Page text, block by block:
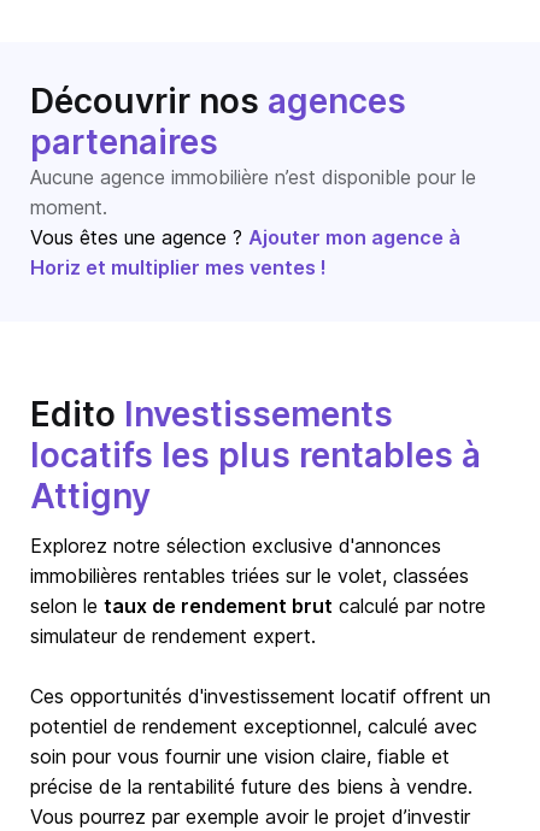
Découvrir nos agences
partenaires
Aucune agence immobilière n’est disponible pour le
moment.
Vous êtes une agence ? Ajouter mon agence à
Horiz et multiplier mes ventes !
Edito Investissements
locatifs les plus rentables à
Attigny
Explorez notre sélection exclusive d'annonces
immobilières rentables triées sur le volet, classées
selon le taux de rendement brut calculé par notre
simulateur de rendement expert.
Ces opportunités d'investissement locatif offrent un
potentiel de rendement exceptionnel, calculé avec
soin pour vous fournir une vision claire, fiable et
précise de la rentabilité future des biens à vendre.
Vous pourrez par exemple avoir le projet d’investir